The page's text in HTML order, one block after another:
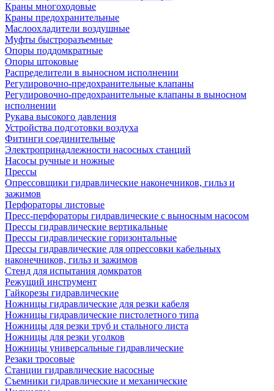
Краны многоходовые
Краны предохранительные
Маслоохладители воздушные
Муфты быстроразъемные
Опоры поддомкратные
Опоры штоковые
Распределители в выносном исполнении
Регулировочно-предохранительные клапаны
Регулировочно-предохранительные клапаны в выносном
исполнении
Рукава высокого давления
Устройства подготовки воздуха
Фитинги соединительные
Электропринадлежности насосных станций
Насосы ручные и ножные
Прессы
Опрессовщики гидравлические наконечников, гильз и
зажимов
Перфораторы листовые
Пресс-перфораторы гидравлические с выносным насосом
Прессы гидравлические вертикальные
Прессы гидравлические горизонтальные
Прессы гидравлические для опрессовки кабельных
наконечников, гильз и зажимов
Стенд для испытания домкратов
Режущий инструмент
Гайкорезы гидравлические
Ножницы гидравлические для резки кабеля
Ножницы гидравлические пистолетного типа
Ножницы для резки труб и стального листа
Ножницы для резки уголков
Ножницы универсальные гидравлические
Резаки тросовые
Станции гидравлические насосные
Съемники гидравлические и механические